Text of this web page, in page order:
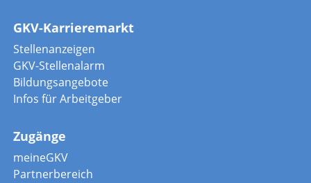
GKV-Karrieremarkt
Stellenanzeigen
GKV-Stellenalarm
Bildungsangebote
Infos für Arbeitgeber
Zugänge
meineGKV
Partnerbereich